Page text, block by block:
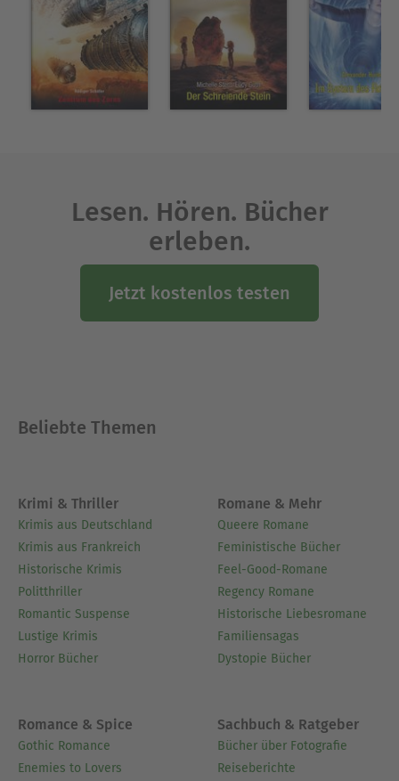
Lesen. Hören. Bücher
erleben.
Jetzt kostenlos testen
Beliebte Themen
Krimi & Thriller
Krimis aus Deutschland
Krimis aus Frankreich
Historische Krimis
Politthriller
Romantic Suspense
Lustige Krimis
Horror Bücher
Romane & Mehr
Queere Romane
Feministische Bücher
Feel-Good-Romane
Regency Romane
Historische Liebesromane
Familiensagas
Dystopie Bücher
Romance & Spice
Gothic Romance
Enemies to Lovers
Sachbuch & Ratgeber
Bücher über Fotografie
Reiseberichte